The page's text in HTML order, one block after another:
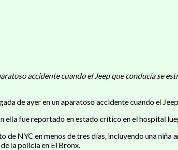
accidente cuando el Jeep que conducía se
de ayer en un aparatoso accidente cuando el
ella fue reportado en estado crítico en el hospital
de NYC en menos de tres días, incluyendo una
la policía en El Bronx.